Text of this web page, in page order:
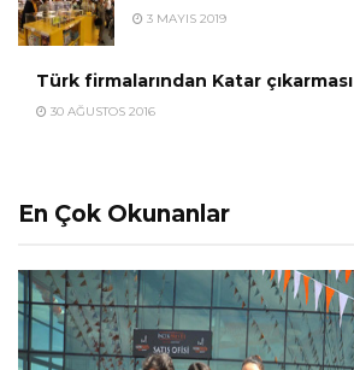
3 MAYIS 2019
Türk firmalarından Katar çıkarması
30 AĞUSTOS 2016
En Çok Okunanlar